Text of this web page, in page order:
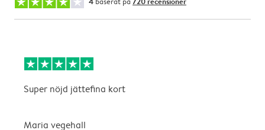
Super nöjd jättefina kort
Maria vegehall